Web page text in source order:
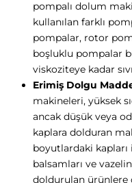
pompalı dolum
kullanılan farklı
pompalar, rotor
boşluklu pompalar
viskoziteye kadar
Erimiş Dolgu
makineleri, yüksek
ancak düşük veya
kaplara dolduran
boyutlardaki kapları
balsamları ve
doldurulan ürünlere